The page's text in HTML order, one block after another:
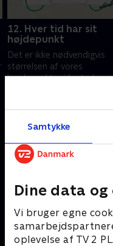
Samtykke
Dine data og
Vi bruger egne
oplevelse af TV 2
12. Hver tid har sit
højdepunkt
Det er ikke nødvendigvis
størrelsen af vores
højdepunkter i livet, der
Andre så også